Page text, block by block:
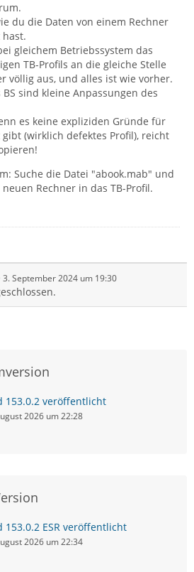
du die Daten von einem Rechner
gleichem Betriebssystem das
TB-Profils an die gleiche Stelle
völlig aus, und alles ist wie vorher.
sind kleine Anpassungen des
es keine expliziden Gründe für
(wirklich defektes Profil), reicht
Suche die Datei "abook.mab" und
Rechner in das TB-Profil.
3. September 2024 um 19:30
153.0.2 veröffentlicht
2026 um 22:28
ESR veröffentlicht
2026 um 22:34